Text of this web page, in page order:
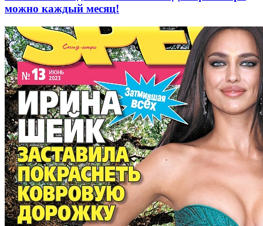
можно каждый месяц!